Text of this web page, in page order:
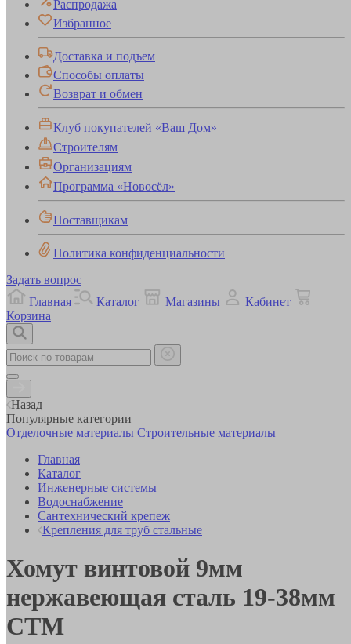
Распродажа
Избранное
Доставка и подъем
Способы оплаты
Возврат и обмен
Клуб покупателей «Ваш Дом»
Строителям
Организациям
Программа «Новосёл»
Поставщикам
Политика конфиденциальности
Задать вопрос
Главная
Каталог Магазины
Кабинет
Корзина
Назад
Популярные категории
Отделочные материалы Строительные материалы
Главная
Каталог
Инженерные системы
Водоснабжение
Сантехнический крепеж
Крепления для труб стальные
Хомут винтовой 9мм
нержавеющая сталь 19-38мм
СТМ